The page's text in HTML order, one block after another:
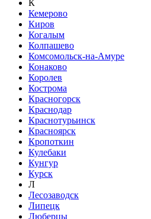
К
Кемерово
Киров
Когалым
Колпашево
Комсомольск-на-Амуре
Конаково
Королев
Кострома
Красногорск
Краснодар
Краснотурьинск
Красноярск
Кропоткин
Кулебаки
Кунгур
Курск
Л
Лесозаводск
Липецк
Люберцы